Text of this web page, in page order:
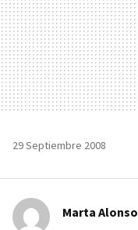
29 Septiembre 2008
Marta Alonso